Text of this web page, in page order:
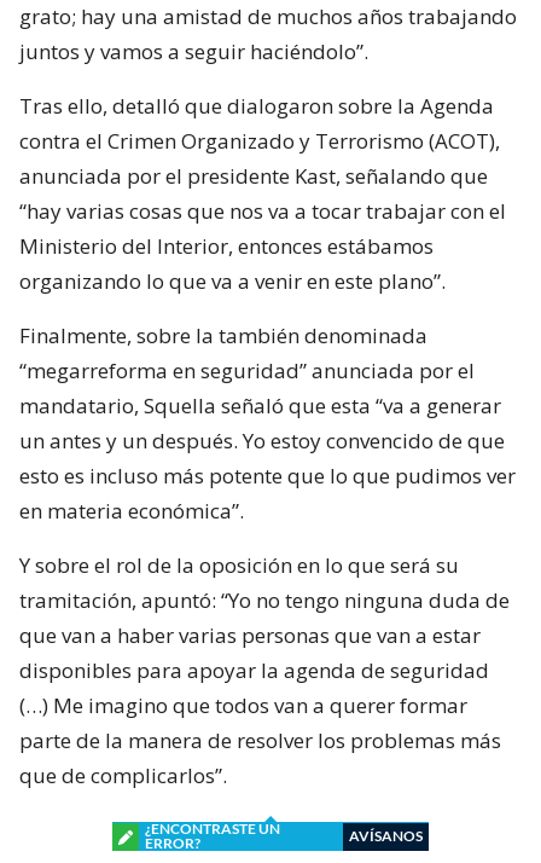
grato; hay una amistad de muchos años trabajando
juntos y vamos a seguir haciéndolo”.
Tras ello, detalló que dialogaron sobre la Agenda
contra el Crimen Organizado y Terrorismo (ACOT),
anunciada por el presidente Kast, señalando que
“hay varias cosas que nos va a tocar trabajar con el
Ministerio del Interior, entonces estábamos
organizando lo que va a venir en este plano”.
Finalmente, sobre la también denominada
“megarreforma en seguridad” anunciada por el
mandatario, Squella señaló que esta “va a generar
un antes y un después. Yo estoy convencido de que
esto es incluso más potente que lo que pudimos ver
en materia económica”.
Y sobre el rol de la oposición en lo que será su
tramitación, apuntó: “Yo no tengo ninguna duda de
que van a haber varias personas que van a estar
disponibles para apoyar la agenda de seguridad
(…) Me imagino que todos van a querer formar
parte de la manera de resolver los problemas más
que de complicarlos”.
¿ENCONTRASTE UN
ERROR?
AVÍSANOS